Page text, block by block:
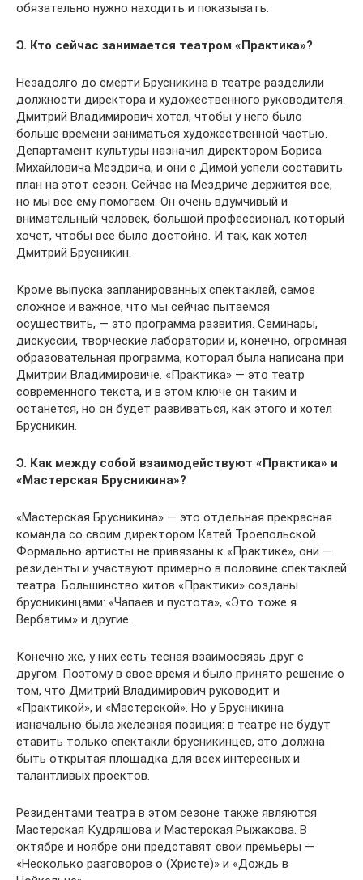
обязательно нужно находить и показывать.
Ɔ. Кто сейчас занимается театром «Практика»?
Незадолго до смерти Брусникина в театре разделили
должности директора и художественного руководителя.
Дмитрий Владимирович хотел, чтобы у него было
больше времени заниматься художественной частью.
Департамент культуры назначил директором Бориса
Михайловича Мездрича, и они с Димой успели составить
план на этот сезон. Сейчас на Мездриче держится все,
но мы все ему помогаем. Он очень вдумчивый и
внимательный человек, большой профессионал, который
хочет, чтобы все было достойно. И так, как хотел
Дмитрий Брусникин.
Кроме выпуска запланированных спектаклей, самое
сложное и важное, что мы сейчас пытаемся
осуществить, — это программа развития. Семинары,
дискуссии, творческие лаборатории и, конечно, огромная
образовательная программа, которая была написана при
Дмитрии Владимировиче. «Практика» — это театр
современного текста, и в этом ключе он таким и
останется, но он будет развиваться, как этого и хотел
Брусникин.
Ɔ. Как между собой взаимодействуют «Практика» и
«Мастерская Брусникина»?
«Мастерская Брусникина» — это отдельная прекрасная
команда со своим директором Катей Троепольской.
Формально артисты не привязаны к «Практике», они —
резиденты и участвуют примерно в половине спектаклей
театра. Большинство хитов «Практики» созданы
брусникинцами: «Чапаев и пустота», «Это тоже я.
Вербатим» и другие.
Конечно же, у них есть тесная взаимосвязь друг с
другом. Поэтому в свое время и было принято решение о
том, что Дмитрий Владимирович руководит и
«Практикой», и «Мастерской». Но у Брусникина
изначально была железная позиция: в театре не будут
ставить только спектакли брусникинцев, это должна
быть открытая площадка для всех интересных и
талантливых проектов.
Резидентами театра в этом сезоне также являются
Мастерская Кудряшова и Мастерская Рыжакова. В
октябре и ноябре они представят свои премьеры —
«Несколько разговоров о (Христе)» и «Дождь в